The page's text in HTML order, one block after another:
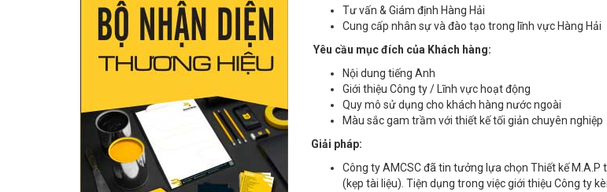
Tư vấn & Giám định Hàng Hải
Cung cấp nhân sự và đào tạo trong lĩnh vực Hàng Hải
Yêu cầu mục đích của Khách hàng:
Nội dung tiếng Anh
Giới thiệu Công ty / Lĩnh vực hoạt động
Quy mô sử dụng cho khách hàng nước ngoài
Màu sắc gam trầm với thiết kế tối giản chuyên nghiệp
Giải pháp:
Công ty AMCSC đã tin tưởng lựa chọn Thiết kế M.A.P
(kẹp tài liệu). Tiện dụng trong việc giới thiệu Công ty